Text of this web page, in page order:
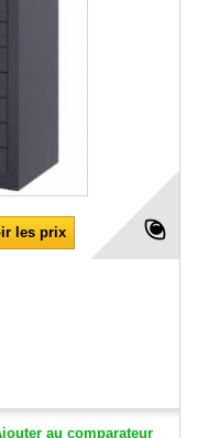
les prix
au comparateur